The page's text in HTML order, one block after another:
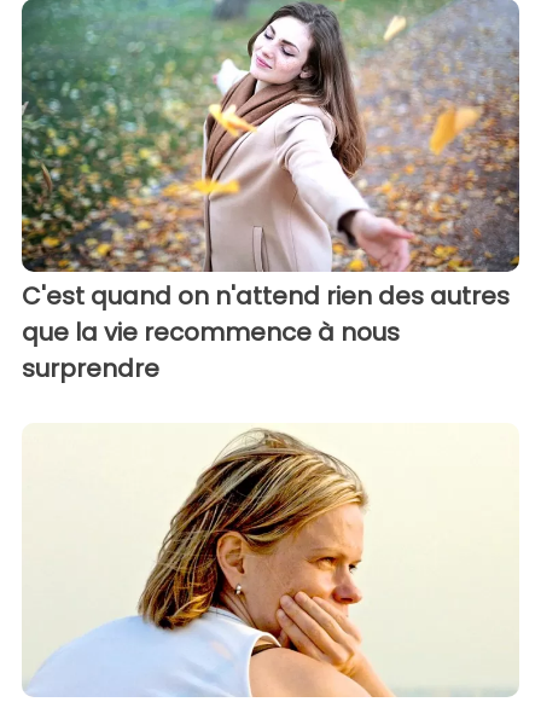
C'est quand on n'attend rien des autres
que la vie recommence à nous
surprendre